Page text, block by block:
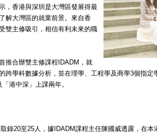
，香港與深圳是大灣區發展得最
解大灣區的就業前景。來自香
雙主修吸引，相信有利未來的職
推合辦雙主修課程IDADM，就
跨學科數據分析，並在理學、工程學及商學3個指定
港中深」上課兩年。
錄20至25人，據IDADM課程主任陳國威透露，在